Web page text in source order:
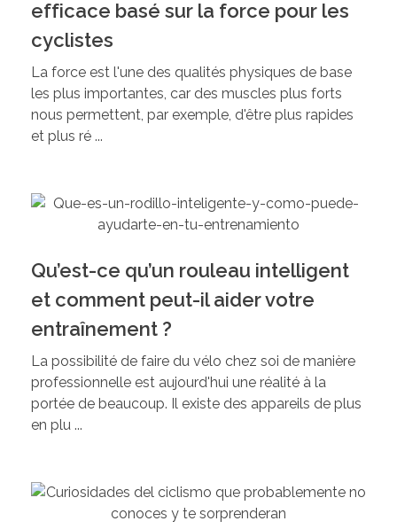
efficace basé sur la force pour les
cyclistes
La force est l'une des qualités physiques de base
les plus importantes, car des muscles plus forts
nous permettent, par exemple, d'être plus rapides
et plus ré ...
Qu’est-ce qu’un rouleau intelligent
et comment peut-il aider votre
entraînement ?
La possibilité de faire du vélo chez soi de manière
professionnelle est aujourd'hui une réalité à la
portée de beaucoup. Il existe des appareils de plus
en plu ...